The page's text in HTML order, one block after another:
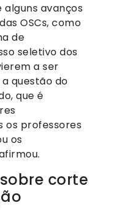
alguns avanços
OSCs, como
de
seletivo dos
a ser
questão do
que é
os professores
os
corte